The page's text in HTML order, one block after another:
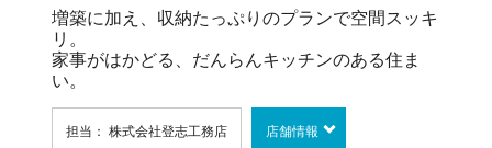
増築に加え、収納たっぷりのプランで空間スッキ
リ。
家事がはかどる、だんらんキッチンのある住ま
い。
担当： 株式会社登志工務店 店舗情報